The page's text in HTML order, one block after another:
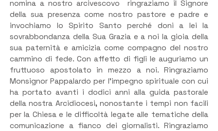
nomina a nostro arcivescovo ringraziamo il Signore
della sua presenza come nostro pastore e padre e
invochiamo lo Spirito Santo perché doni a lei la
sovrabbondanza della Sua Grazia e a noi la gioia della
sua paternità e amicizia come compagno del nostro
cammino di fede. Con affetto di figli le auguriamo un
fruttuoso apostolato in mezzo a noi. Ringraziamo
Monsignor Pappalardo per l’impegno spirituale con cui
ha portato avanti i dodici anni alla guida pastorale
della nostra Arcidiocesi, nonostante i tempi non facili
per la Chiesa e le difficoltà legate alle tematiche della
comunicazione a fianco dei giornalisti. Ringraziamo